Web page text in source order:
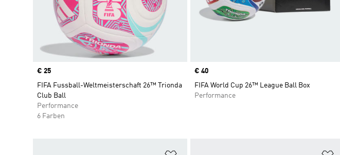
Price
€ 25
FIFA Fussball-Weltmeisterschaft 26™ Trionda
Club Ball
Performance
6 Farben
Price
€ 40
FIFA World Cup 26™ League Ball Box
Performance